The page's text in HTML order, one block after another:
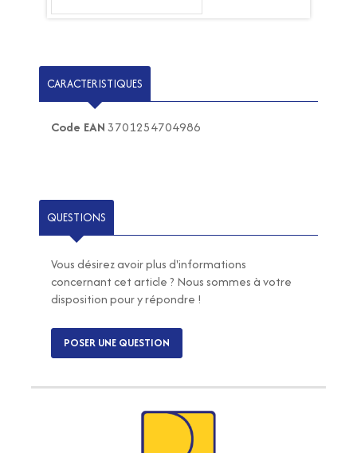
CARACTERISTIQUES
Code EAN3701254704986
QUESTIONS
Vous désirez avoir plus d'informations
concernant cet article ? Nous sommes à votre
disposition pour y répondre !
POSER UNE QUESTION